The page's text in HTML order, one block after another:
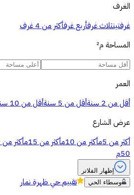
الغرف
غرفتينثلاث غرفأربع غرفأكثر من 4 غرف
المساحة م²
العمر
أقل من 2 سنة
أقل من 5 سنة
أقل من 10 سنة
عرض الشارع
أكثر من 5م
أكثر من 10م أكثر من 15م أكثر من 20م
50م
إظهار الفلاتر
وسطاء الحي
تقييمحي ظهرة نمار